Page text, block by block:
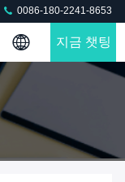
0086-180-2241-8653
지금 챗팅